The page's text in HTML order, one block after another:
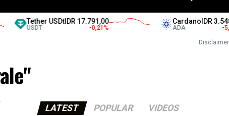
Tether USDtIDR 17.791,00
USDT %
CardanoIDR 3.548,00
ADA %
Disclaimer
LATEST POPULAR VIDEOS